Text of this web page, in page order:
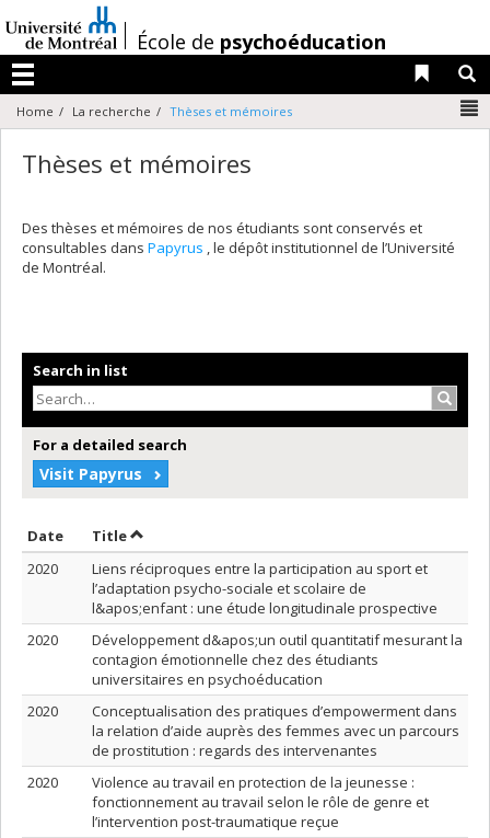
au
contenu
/École de psychoéducation
Menu
Liens
Home La recherche Thèses et mémoires
Thèses et mémoires
Des thèses et mémoires de nos étudiants sont conservés et
consultables dans Papyrus , le dépôt institutionnel de l’Université
de Montréal.
Search in list
For a detailed search
Visit Papyrus
Date Sort by date in ascending order
TitleSort by title in ascending order
2020
Liens réciproques entre la participation au sport et
l’adaptation psycho-sociale et scolaire de
l&apos;enfant : une étude longitudinale prospective
2020
Développement d&apos;un outil quantitatif mesurant la
contagion émotionnelle chez des étudiants
universitaires en psychoéducation
2020
Conceptualisation des pratiques d’empowerment dans
la relation d’aide auprès des femmes avec un parcours
de prostitution : regards des intervenantes
2020
Violence au travail en protection de la jeunesse :
fonctionnement au travail selon le rôle de genre et
l’intervention post-traumatique reçue